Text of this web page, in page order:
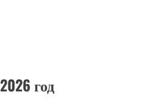
год